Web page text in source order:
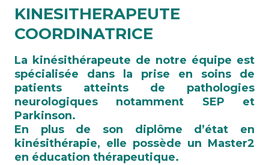
KINESITHERAPEUTE
COORDINATRICE
La kinésithérapeute de notre équipe est
spécialisée dans la prise en soins de
patients atteints de pathologies
neurologiques notamment SEP et
Parkinson.
En plus de son diplôme d’état en
kinésithérapie, elle possède un Master2
en éducation thérapeutique.